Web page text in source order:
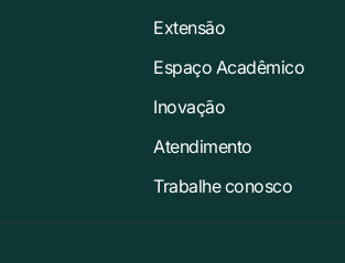
Extensão
Espaço Acadêmico
Inovação
Atendimento
Trabalhe conosco